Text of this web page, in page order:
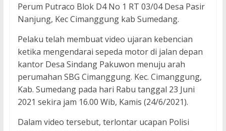
Perum Putraco Blok D4 No 1 RT 03/04 Desa Pasir
Nanjung, Kec Cimanggung kab Sumedang.
Pelaku telah membuat video ujaran kebencian
ketika mengendarai sepeda motor di jalan depan
kantor Desa Sindang Pakuwon menuju arah
perumahan SBG Cimanggung. Kec. Cimanggung,
Kab. Sumedang pada hari Rabu tanggal 23 Juni
2021 sekira jam 16.00 Wib, Kamis (24/6/2021).
Dalam video tersebut, terlontar ucapan Polisi